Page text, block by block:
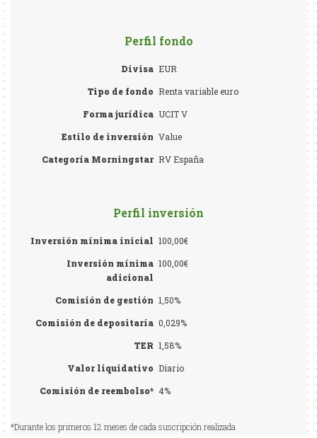
Perfil fondo
Divisa EUR
Tipo de fondo Renta variable euro
Forma jurídica UCIT V
Estilo de inversión Value
Categoría Morningstar RV España
Perfil inversión
Inversión mínima inicial 100,00€
Inversión mínima
adicional
100,00€
Comisión de gestión 1,50%
Comisión de depositaría 0,029%
TER 1,58%
Valor liquidativo Diario
Comisión de reembolso* 4%
*Durante los primeros 12 meses de cada suscripción realizada